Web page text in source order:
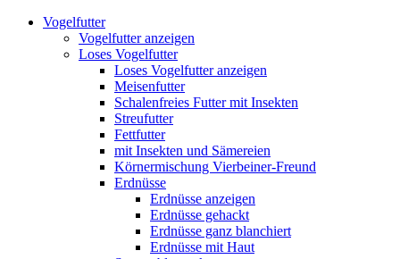
Vogelfutter
Vogelfutter anzeigen
Loses Vogelfutter
Loses Vogelfutter anzeigen
Meisenfutter
Schalenfreies Futter mit Insekten
Streufutter
Fettfutter
mit Insekten und Sämereien
Körnermischung Vierbeiner-Freund
Erdnüsse
Erdnüsse anzeigen
Erdnüsse gehackt
Erdnüsse ganz blanchiert
Erdnüsse mit Haut